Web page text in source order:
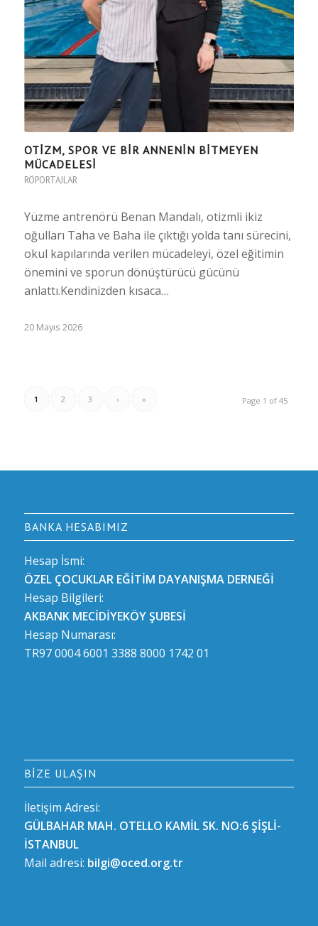
OTİZM, SPOR VE BİR ANNENİN BİTMEYEN
MÜCADELESİ
RÖPORTAJLAR
Yüzme antrenörü Benan Mandalı, otizmli ikiz
oğulları Taha ve Baha ile çıktığı yolda tanı sürecini,
okul kapılarında verilen mücadeleyi, özel eğitimin
önemini ve sporun dönüştürücü gücünü
anlattı.Kendinizden kısaca…
20 Mayıs 2026
Page 1 of 45
1 2 3 › »
BANKA HESABIMIZ
Hesap İsmi:
ÖZEL ÇOCUKLAR EĞİTİM DAYANIŞMA DERNEĞİ
Hesap Bilgileri:
AKBANK MECİDİYEKÖY ŞUBESİ
Hesap Numarası:
TR97 0004 6001 3388 8000 1742 01
BIZE ULAŞIN
İletişim Adresi:
GÜLBAHAR MAH. OTELLO KAMİL SK. NO:6 ŞİŞLİ-
İSTANBUL
Mail adresi: bilgi@oced.org.tr